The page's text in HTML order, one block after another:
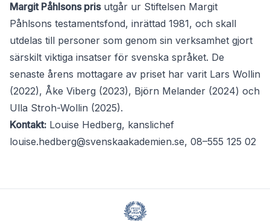
Margit Påhlsons prisutgår ur Stiftelsen Margit
Påhlsons testamentsfond, inrättad 1981, och skall
utdelas till personer som genom sin verksamhet gjort
särskilt viktiga insatser för svenska språket. De
senaste årens mottagare av priset har varit Lars Wollin
(2022), Åke Viberg (2023), Björn Melander (2024) och
Ulla Stroh-Wollin (2025).
Kontakt: Louise Hedberg, kanslichef
louise.hedberg@svenskaakademien.se, 08–555 125 02